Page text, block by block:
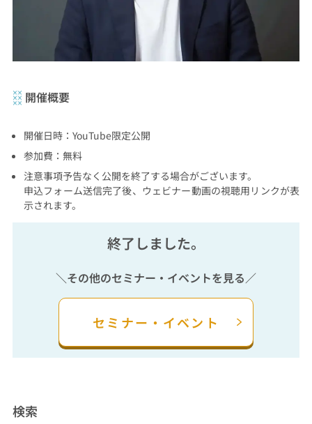
開催概要
開催日時：YouTube限定公開
参加費：無料
注意事項予告なく公開を終了する場合がございます。
申込フォーム送信完了後、ウェビナー動画の視聴用リンクが表
示されます。
終了しました。
＼その他のセミナー・イベントを見る／
セミナー・イベント
検索